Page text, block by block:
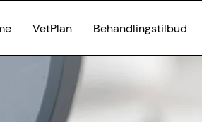
VetPlan Behandlingstilbud